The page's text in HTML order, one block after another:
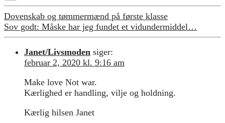
Share
Dovenskab og tømmermænd på første klasse
Sov godt: Måske har jeg fundet et vidundermiddel…
Janet/Livsmoden siger:
februar 2, 2020 kl. 9:16 am
Make love Not war.
Kærlighed er handling, vilje og holdning.
Kærlig hilsen Janet